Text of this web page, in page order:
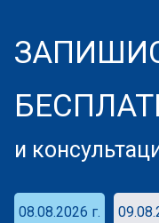
и
08.08.2026 г.